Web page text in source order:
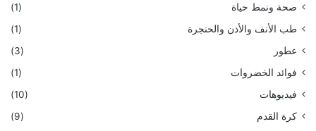
صحة ونمط حياة
(1)
طب الأنف والأذن والحنجرة
(1)
عطور
(3)
فوائد الخضروات
(1)
فيديوهات
(10)
كرة القدم
(9)